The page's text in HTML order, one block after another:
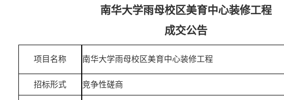
南华大学雨母校区美育中心装修工程
成交公告
项目名称 南华大学雨母校区美育中心装修工程
招标形式 竞争性磋商